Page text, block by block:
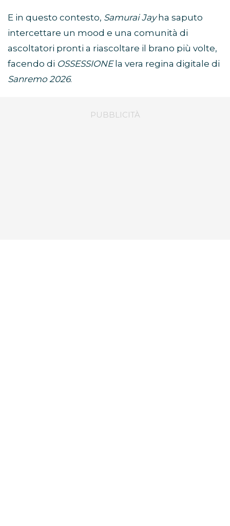
E in questo contesto, Samurai Jayha saputo
intercettare un mood e una comunità di
ascoltatori pronti a riascoltare il brano più volte,
facendo di OSSESSIONEla vera regina digitale di
Sanremo 2026.